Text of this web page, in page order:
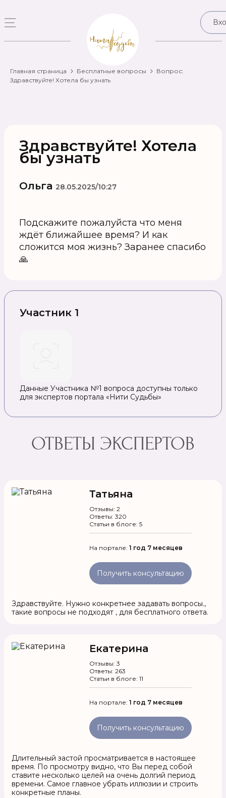
Главная страница Бесплатные вопросы
Вопрос:
Здравствуйте! Хотела бы узнать
Здравствуйте! Хотела
бы узнать
Ольга 28.05.2025/10:27
Подскажите пожалуйста что меня
ждёт ближайшее время? И как
сложится моя жизнь? Заранее спасибо
🙏
Участник 1
Данные Участника №1 вопроса доступны только
для экспертов портала «Нити Судьбы»
ОТВЕТЫ ЭКСПЕРТОВ
Татьяна
Отзывы: 2
Ответы: 320
Статьи в блоге: 5
На портале: 1 год 7 месяцев
Получить консультацию
Здравствуйте. Нужно конкретнее задавать вопросы.,
такие вопросы не подходят , для бесплатного ответа.
Екатерина
Отзывы: 3
Ответы: 263
Статьи в блоге: 11
На портале: 1 год 7 месяцев
Получить консультацию
Длительный застой просматривается в настоящее
время. По просмотру видно, что Вы перед собой
ставите несколько целей на очень долгий период
времени. Самое главное убрать иллюзии и строить
конкретные планы.